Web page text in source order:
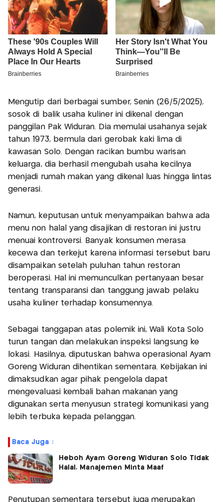
Mengutip dari berbagai sumber, Senin (26/5/2025),
sosok di balik usaha kuliner ini dikenal dengan
panggilan Pak Widuran. Dia memulai usahanya sejak
tahun 1973, bermula dari gerobak kaki lima di
kawasan Solo. Dengan racikan bumbu warisan
keluarga, dia berhasil mengubah usaha kecilnya
menjadi rumah makan yang dikenal luas hingga lintas
generasi.
Namun, keputusan untuk menyampaikan bahwa ada
menu non halal yang disajikan di restoran ini justru
menuai kontroversi. Banyak konsumen merasa
kecewa dan terkejut karena informasi tersebut baru
disampaikan setelah puluhan tahun restoran
beroperasi. Hal ini memunculkan pertanyaan besar
tentang transparansi dan tanggung jawab pelaku
usaha kuliner terhadap konsumennya.
Sebagai tanggapan atas polemik ini, Wali Kota Solo
turun tangan dan melakukan inspeksi langsung ke
lokasi. Hasilnya, diputuskan bahwa operasional Ayam
Goreng Widuran dihentikan sementara. Kebijakan ini
dimaksudkan agar pihak pengelola dapat
mengevaluasi kembali bahan makanan yang
digunakan serta menyusun strategi komunikasi yang
lebih terbuka kepada pelanggan.
Baca Juga :
Heboh Ayam Goreng Widuran Solo Tidak
Halal, Manajemen Minta Maaf
Penutupan sementara tersebut juga merupakan